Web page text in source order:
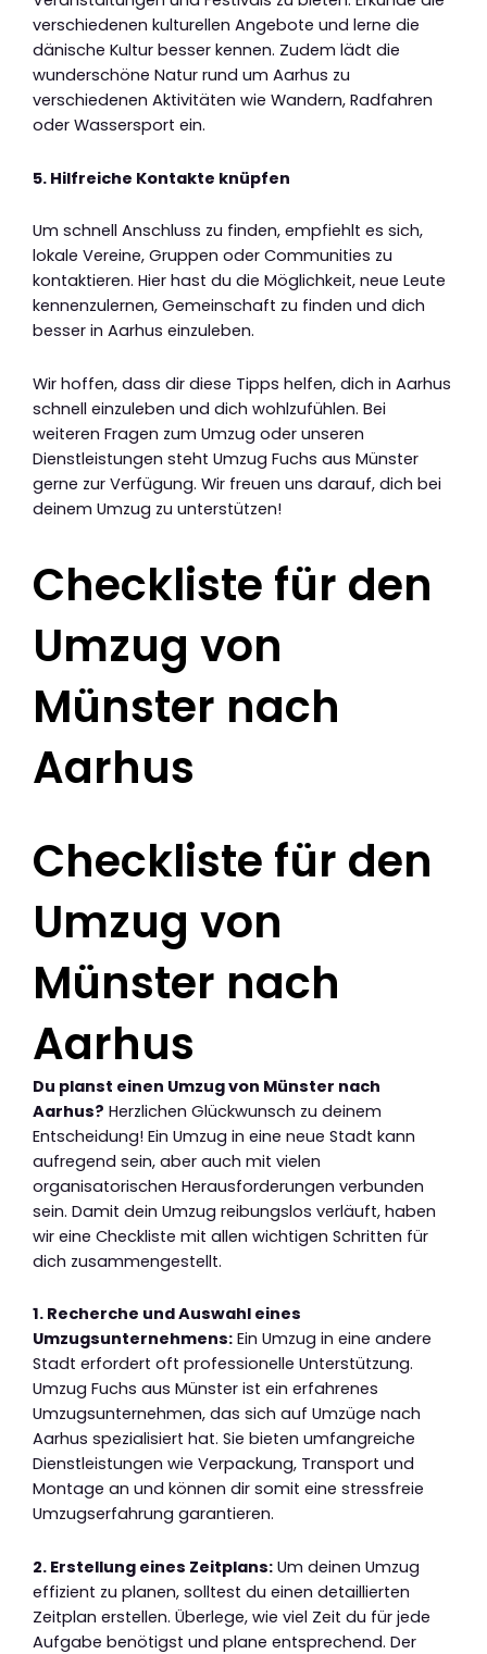
verschiedenen kulturellen Angebote und lerne die
dänische Kultur besser kennen. Zudem lädt die
wunderschöne Natur rund um Aarhus zu
verschiedenen Aktivitäten wie Wandern, Radfahren
oder Wassersport ein.
5. Hilfreiche Kontakte knüpfen
Um schnell Anschluss zu finden, empfiehlt es sich,
lokale Vereine, Gruppen oder Communities zu
kontaktieren. Hier hast du die Möglichkeit, neue Leute
kennenzulernen, Gemeinschaft zu finden und dich
besser in Aarhus einzuleben.
Wir hoffen, dass dir diese Tipps helfen, dich in Aarhus
schnell einzuleben und dich wohlzufühlen. Bei
weiteren Fragen zum Umzug oder unseren
Dienstleistungen steht Umzug Fuchs aus Münster
gerne zur Verfügung. Wir freuen uns darauf, dich bei
deinem Umzug zu unterstützen!
Checkliste für den
Umzug von
Münster nach
Aarhus
Checkliste für den
Umzug von
Münster nach
Aarhus
Du planst einen Umzug von Münster nach
Aarhus? Herzlichen Glückwunsch zu deinem
Entscheidung! Ein Umzug in eine neue Stadt kann
aufregend sein, aber auch mit vielen
organisatorischen Herausforderungen verbunden
sein. Damit dein Umzug reibungslos verläuft, haben
wir eine Checkliste mit allen wichtigen Schritten für
dich zusammengestellt.
1. Recherche und Auswahl eines
Umzugsunternehmens: Ein Umzug in eine andere
Stadt erfordert oft professionelle Unterstützung.
Umzug Fuchs aus Münster ist ein erfahrenes
Umzugsunternehmen, das sich auf Umzüge nach
Aarhus spezialisiert hat. Sie bieten umfangreiche
Dienstleistungen wie Verpackung, Transport und
Montage an und können dir somit eine stressfreie
Umzugserfahrung garantieren.
2. Erstellung eines Zeitplans: Um deinen Umzug
effizient zu planen, solltest du einen detaillierten
Zeitplan erstellen. Überlege, wie viel Zeit du für jede
Aufgabe benötigst und plane entsprechend. Der